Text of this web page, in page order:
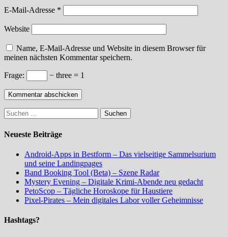
E-Mail-Adresse *
Website
Name, E-Mail-Adresse und Website in diesem Browser für
meinen nächsten Kommentar speichern.
Frage: − three = 1
Suchen
nach:
Neueste Beiträge
Android-Apps in Bestform – Das vielseitige Sammelsurium
und seine Landingpages
Band Booking Tool (Beta) – Szene Radar
Mystery Evening – Digitale Krimi-Abende neu gedacht
PetoScop – Tägliche Horoskope für Haustiere
Pixel-Pirates – Mein digitales Labor voller Geheimnisse
Hashtags?